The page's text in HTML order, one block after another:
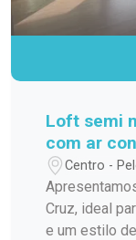
Loft semi
com ar
da ucpel
Centro -
Cruz, ideal
e um estilo